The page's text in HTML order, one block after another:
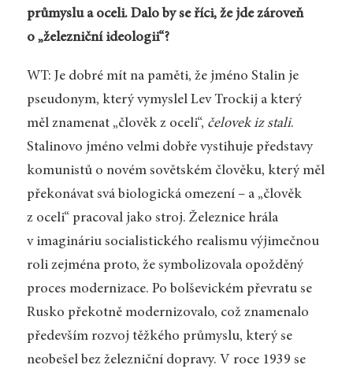
průmyslu a oceli. Dalo by se říci, že jde zároveň
o „železniční ideologii“?
WT: Je dobré mít na paměti, že jméno Stalin je
pseudonym, který vymyslel Lev Trockij a který
měl znamenat „člověk z oceli“, čelovek iz stali.
Stalinovo jméno velmi dobře vystihuje představy
komunistů o novém sovětském člověku, který měl
překonávat svá biologická omezení – a „člověk
z oceli“ pracoval jako stroj. Železnice hrála
v imagináriu socialistického realismu výjimečnou
roli zejména proto, že symbolizovala opožděný
proces modernizace. Po bolševickém převratu se
Rusko překotně modernizovalo, což znamenalo
především rozvoj těžkého průmyslu, který se
neobešel bez železniční dopravy. V roce 1939 se